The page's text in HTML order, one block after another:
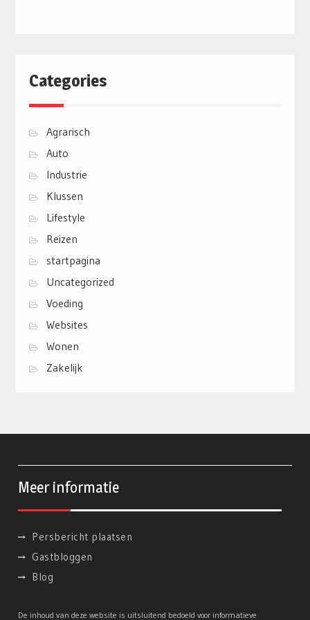
Categories
Agrarisch
Auto
Industrie
Klussen
Lifestyle
Reizen
startpagina
Uncategorized
Voeding
Websites
Wonen
Zakelijk
Meer informatie
Persbericht plaatsen
Gastbloggen
Blog
De inhoud van deze website is uitsluitend bedoeld voor informatieve